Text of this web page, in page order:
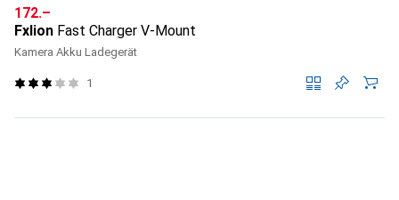
CHF
172.–
Fxlion Fast Charger V-Mount
Kamera Akku Ladegerät
1